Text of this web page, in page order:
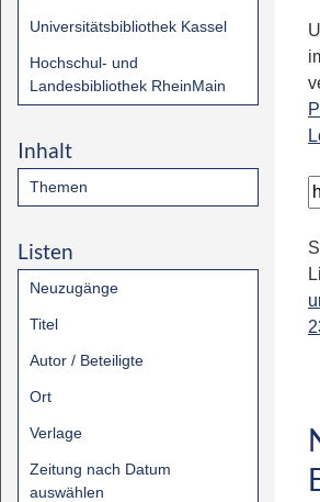
Universitätsbibliothek Kassel
Hochschul- und
Landesbibliothek RheinMain
Inhalt
Themen
Listen
Neuzugänge
Titel
Autor / Beteiligte
Ort
Verlage
Zeitung nach Datum
auswählen